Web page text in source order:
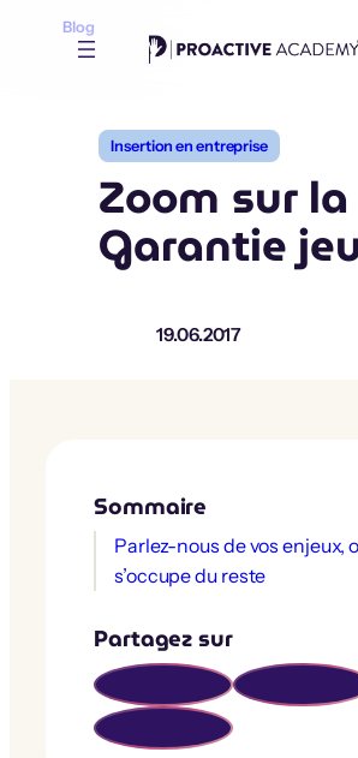
Blog
Insertion en entreprise
Zoom sur la
Garantie
19.06.2017
Sommaire
Parlez-nous de vos enjeux,
s’occupe du reste
Partagez sur